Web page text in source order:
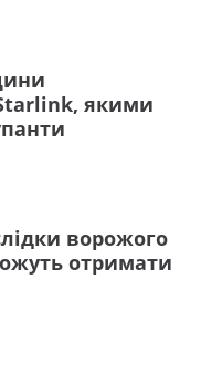
якими
ворожого
отримати